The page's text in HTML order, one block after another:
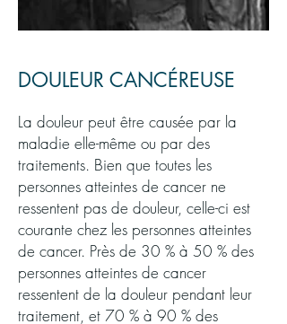
DOULEUR CANCÉREUSE
La douleur peut être causée par la
maladie elle-même ou par des
traitements. Bien que toutes les
personnes atteintes de cancer ne
ressentent pas de douleur, celle-ci est
courante chez les personnes atteintes
de cancer. Près de 30 % à 50 % des
personnes atteintes de cancer
ressentent de la douleur pendant leur
traitement, et 70 % à 90 % des